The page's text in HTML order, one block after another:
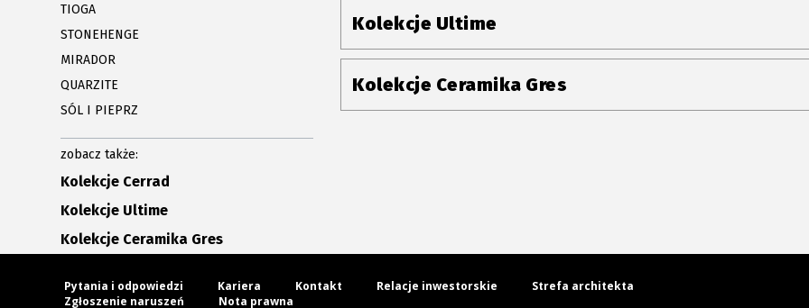
TIOGA
STONEHENGE
MIRADOR
QUARZITE
SÓL I PIEPRZ
zobacz także:
Kolekcje Cerrad
Kolekcje Ultime
Kolekcje Ceramika Gres
Kolekcje Ultime
Kolekcje Ceramika Gres
Pytania i odpowiedzi Kariera Kontakt Relacje inwestorskie
Strefa architekta
Zgłoszenie naruszeń
Nota prawna